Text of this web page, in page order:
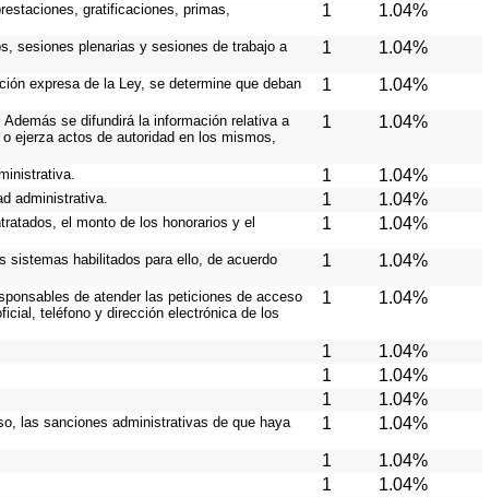
gratificaciones, primas,
1 1.04%
sesiones plenarias y sesiones de trabajo a
1 1.04%
expresa de la Ley, se determine que deban
1 1.04%
se difundirá la información relativa a
ejerza actos de autoridad en los mismos,
1 1.04%
1 1.04%
administrativa. 1 1.04%
el monto de los honorarios y el
1 1.04%
sistemas habilitados para ello, de acuerdo
1 1.04%
de atender las peticiones de acceso
teléfono y dirección electrónica de los
1 1.04%
1 1.04%
1 1.04%
1 1.04%
las sanciones administrativas de que haya
1 1.04%
1 1.04%
1 1.04%